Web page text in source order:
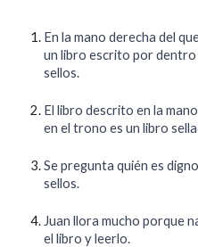
En la mano derecha del
un libro escrito por
sellos.
El libro descrito en la
en el trono es un libro
Se pregunta quién es
sellos.
Juan llora mucho porque
el libro y leerlo.